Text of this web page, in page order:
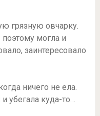
грязную овчарку.
поэтому могла и
заинтересовало
ничего не ела.
убегала куда-то…